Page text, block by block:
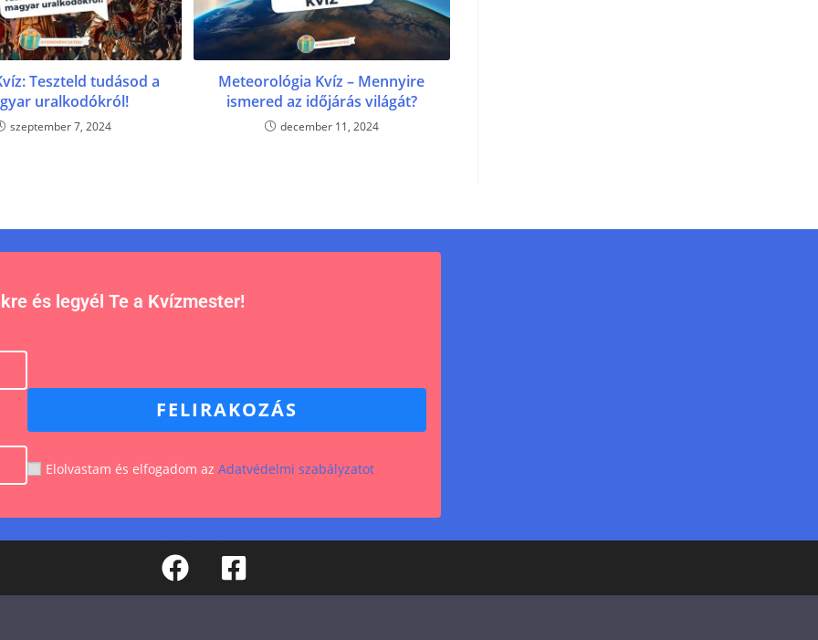
Teszteld tudásod a
uralkodókról!
szeptember 7, 2024
Meteorológia Kvíz – Mennyire
ismered az időjárás világát?
december 11, 2024
és legyél Te a Kvízmester!
FELIRAKOZÁS
Elolvastam és elfogadom az Adatvédelmi szabályzatot